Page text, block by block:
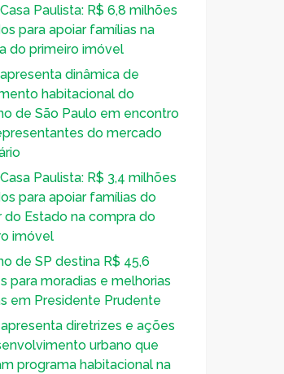
Paulista: R$ 6,8 milhões
para apoiar famílias na
do primeiro imóvel
dinâmica de
habitacional do
de São Paulo em encontro
do mercado
Paulista: R$ 3,4 milhões
para apoiar famílias do
do Estado na compra do
imóvel
de SP destina R$ 45,6
para moradias e melhorias
em Presidente Prudente
diretrizes e ações
urbano que
programa habitacional na